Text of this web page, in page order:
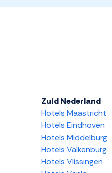
Zuid Nederland
Hotels Maastricht
Hotels Eindhoven
Hotels Middelburg
Hotels Valkenburg
Hotels Vlissingen